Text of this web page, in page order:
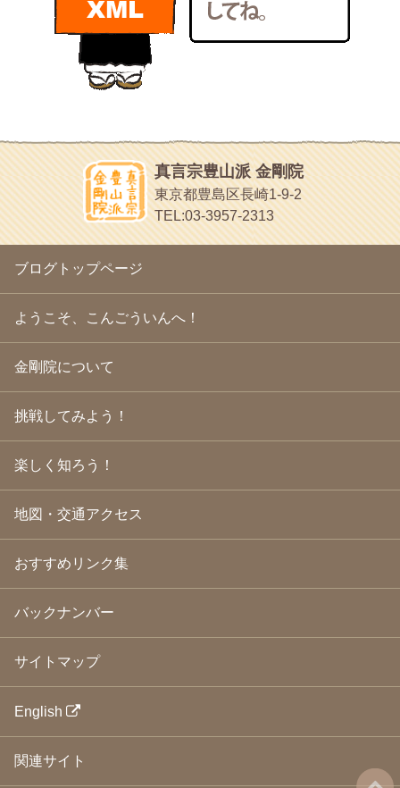
2010年12月(21)
2010年11月
(14)
2010年9月(16)
(13)
2010年5月(22)
2010年4月(25)
2010年3月(22)
2010年2月
(23)
2010年1月(23)
2009年12月(18)
2009年10月(20)
2009年9月(20)
2009年8月 (18)
2009年7月
(21)
2009年6月(22)
2009年5月(20)
2009年2月(19)
2009年1月(25)
2008年12月 (22)
2008年9月(24)
2008年8月(24)
2008年7月
(23)
2008年6月(23)
2008年5月(21)
2008年4月(22)
2008年1月 (23)
2007年12月(26)
2007年11月
2007年10月
2007年9月(23)
2007年8月
bunchan
あちこち行って！
目白鍼灸院
日本人の繊細な体質にあわせた、やさしく気持ちよい鍼灸治療で
ほうげん日記
放言じゃなくて和尚さんの名前だよ
面白いサイトみつけたよ。
ヘェ～という感じ
chocolab.Air♪DIALY
ラブラドールのワンちゃんがかわいいよ
真言宗豊山派 金剛院
東京都豊島区長崎1-9-2
TEL:03-3957-2313
ブログトップページ
ようこそ、こんごういんへ！
金剛院について
挑戦してみよう！
楽しく知ろう！
地図・交通アクセス
おすすめリンク集
バックナンバー
サイトマップ
English
関連サイト